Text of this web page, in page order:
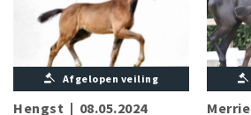
Afgelopen veiling
Hengst | 08.05.2024
Merrie